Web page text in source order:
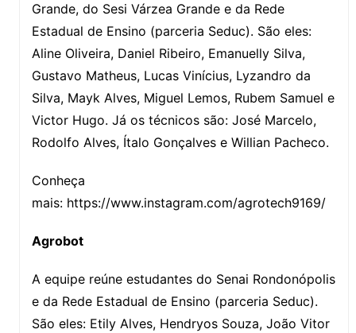
Grande, do Sesi Várzea Grande e da Rede
Estadual de Ensino (parceria Seduc). São eles:
Aline Oliveira, Daniel Ribeiro, Emanuelly Silva,
Gustavo Matheus, Lucas Vinícius, Lyzandro da
Silva, Mayk Alves, Miguel Lemos, Rubem Samuel e
Victor Hugo. Já os técnicos são: José Marcelo,
Rodolfo Alves, Ítalo Gonçalves e Willian Pacheco.
Conheça
mais: https://www.instagram.com/agrotech9169/
Agrobot
A equipe reúne estudantes do Senai Rondonópolis
e da Rede Estadual de Ensino (parceria Seduc).
São eles: Etily Alves, Hendryos Souza, João Vitor